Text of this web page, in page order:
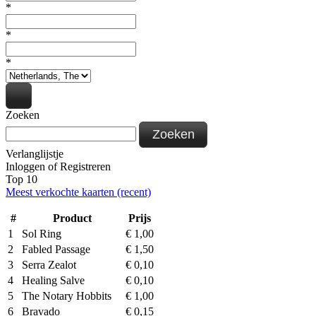
*
*
*
Zoeken
Zoeken
Verlanglijstje
Inloggen ofRegistreren
Top 10
Meest verkochte kaarten (recent)
# Product
Prijs
1
Sol Ring € 1,00
2
Fabled Passage € 1,50
3
Serra Zealot € 0,10
4
Healing Salve € 0,10
5
The Notary Hobbits € 1,00
6
Bravado € 0,15